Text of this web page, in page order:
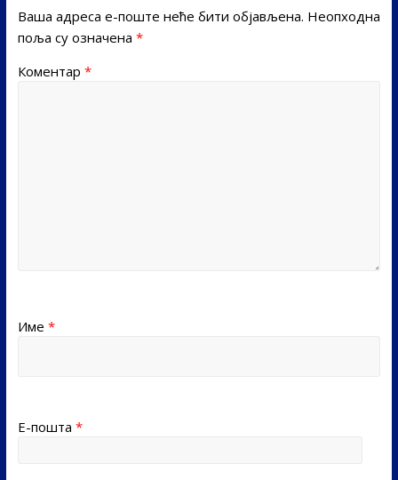
Ваша адреса е-поште неће бити објављена. Неопходна
поља су означена *
Коментар *
Име *
Е-пошта *